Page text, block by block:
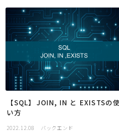
【SQL】JOIN, IN と EXISTSの使
い方
2022.12.08 バックエンド